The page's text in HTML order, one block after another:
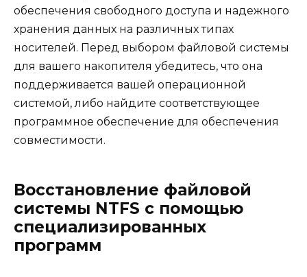
обеспечения свободного доступа и надежного
хранения данных на различных типах
носителей. Перед выбором файловой системы
для вашего накопителя убедитесь, что она
поддерживается вашей операционной
системой, либо найдите соответствующее
программное обеспечение для обеспечения
совместимости.
Восстановление файловой
системы NTFS с помощью
специализированных
программ